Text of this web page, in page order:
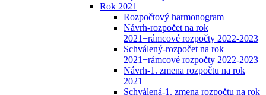
Rok 2021
Rozpočtový harmonogram
Návrh-rozpočet na rok
2021+rámcové rozpočty 2022-2023
Schválený-rozpočet na rok
2021+rámcové rozpočty 2022-2023
Návrh-1. zmena rozpočtu na rok
2021
Schválená-1. zmena rozpočtu na rok